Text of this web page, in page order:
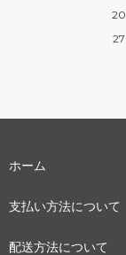
20
27
ホーム
支払い方法について
配送方法について